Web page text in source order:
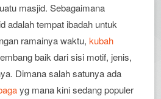
masjid. Sebagaimana
adalah tempat ibadah untuk
ramainya waktu,kubah
baik dari sisi motif, jenis,
Dimana salah satunya ada
yg mana kini sedang populer